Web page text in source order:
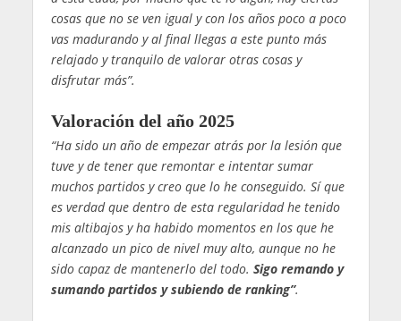
cosas que no se ven igual y con los años poco a poco
vas madurando y al final llegas a este punto más
relajado y tranquilo de valorar otras cosas y
disfrutar más”.
Valoración del año 2025
“Ha sido un año de empezar atrás por la lesión que
tuve y de tener que remontar e intentar sumar
muchos partidos y creo que lo he conseguido. Sí que
es verdad que dentro de esta regularidad he tenido
mis altibajos y ha habido momentos en los que he
alcanzado un pico de nivel muy alto, aunque no he
sido capaz de mantenerlo del todo. Sigo remando y
sumando partidos y subiendo de ranking”.